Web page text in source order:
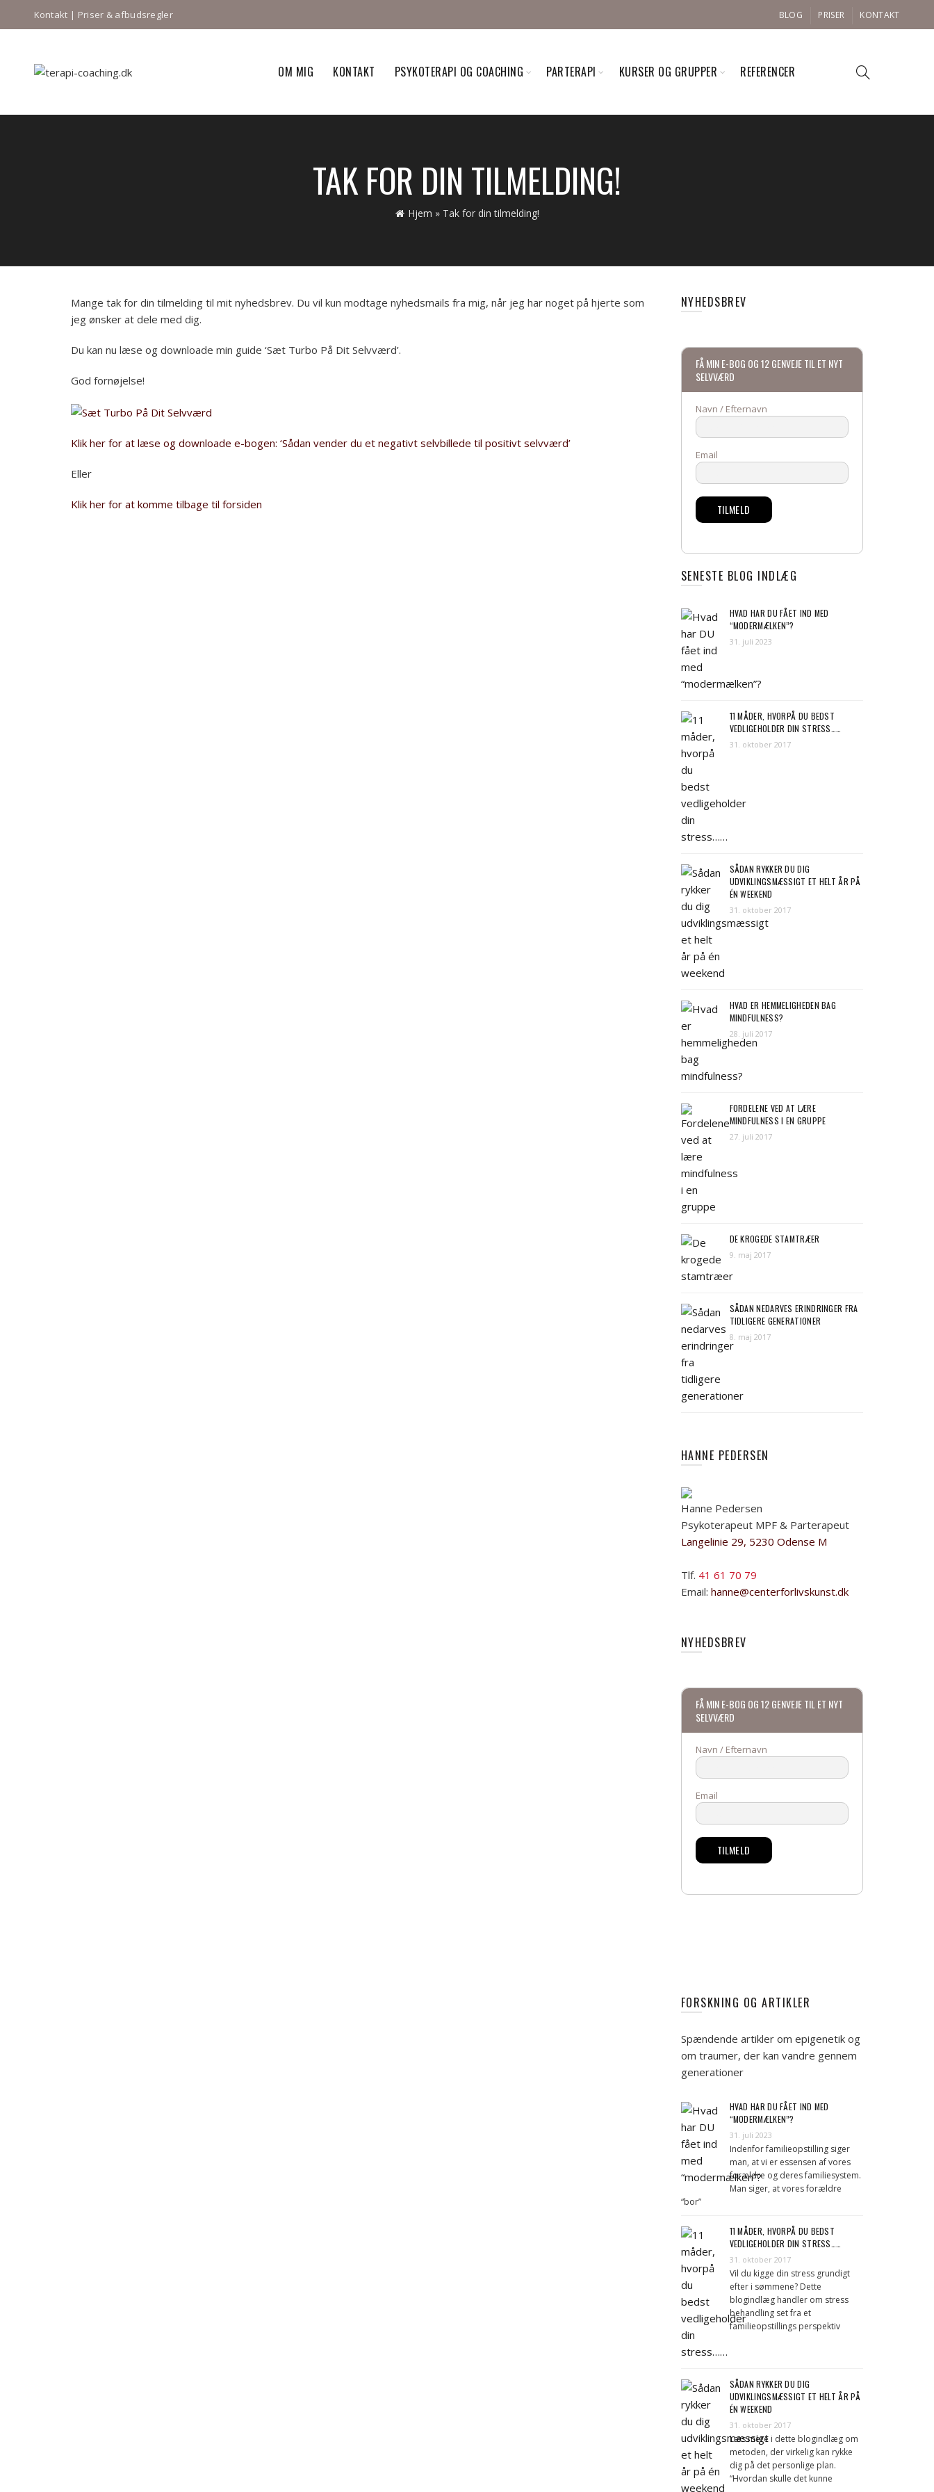
Kontakt | Priser & afbudsregler BLOG PRISER KONTAKT
OM MIG KONTAKT PSYKOTERAPI OG COACHING PARTERAPI KURSER OG GRUPPER REFERENCER
TAK FOR DIN TILMELDING!
Hjem » Tak for din tilmelding!
Mange tak for din tilmelding til mit nyhedsbrev. Du vil kun modtage nyhedsmails fra mig, når jeg har noget på hjerte som
jeg ønsker at dele med dig.
Du kan nu læse og downloade min guide ‘Sæt Turbo På Dit Selvværd’.
God fornøjelse!
Klik her for at læse og downloade e-bogen: ‘Sådan vender du et negativt selvbillede til positivt selvværd’
Eller
Klik her for at komme tilbage til forsiden
NYHEDSBREV
FÅ MIN E-BOG OG 12 GENVEJE TIL ET NYT
SELVVÆRD
Navn / Efternavn
Email
SENESTE BLOG INDLÆG
HVAD HAR DU FÅET IND MED
“MODERMÆLKEN”?
31. juli 2023
11 MÅDER, HVORPÅ DU BEDST
VEDLIGEHOLDER DIN STRESS……
31. oktober 2017
SÅDAN RYKKER DU DIG
UDVIKLINGSMÆSSIGT ET HELT ÅR PÅ
ÉN WEEKEND
31. oktober 2017
HVAD ER HEMMELIGHEDEN BAG
MINDFULNESS?
28. juli 2017
FORDELENE VED AT LÆRE
MINDFULNESS I EN GRUPPE
27. juli 2017
DE KROGEDE STAMTRÆER
9. maj 2017
SÅDAN NEDARVES ERINDRINGER FRA
TIDLIGERE GENERATIONER
8. maj 2017
HANNE PEDERSEN
Hanne Pedersen
Psykoterapeut MPF & Parterapeut
Langelinie 29, 5230 Odense M
Tlf. 41 61 70 79
Email: hanne@centerforlivskunst.dk
NYHEDSBREV
FÅ MIN E-BOG OG 12 GENVEJE TIL ET NYT
SELVVÆRD
Navn / Efternavn
Email
FORSKNING OG ARTIKLER
Spændende artikler om epigenetik og
om traumer, der kan vandre gennem
generationer
HVAD HAR DU FÅET IND MED
“MODERMÆLKEN”?
31. juli 2023
Indenfor familieopstilling siger
man, at vi er essensen af vores
forældre og deres familiesystem.
Man siger, at vores forældre
“bor”
11 MÅDER, HVORPÅ DU BEDST
VEDLIGEHOLDER DIN STRESS……
31. oktober 2017
Vil du kigge din stress grundigt
efter i sømmene? Dette
blogindlæg handler om stress
behandling set fra et
familieopstillings perspektiv
SÅDAN RYKKER DU DIG
UDVIKLINGSMÆSSIGT ET HELT ÅR PÅ
ÉN WEEKEND
31. oktober 2017
Læs mere i dette blogindlæg om
metoden, der virkelig kan rykke
dig på det personlige plan.
“Hvordan skulle det kunne